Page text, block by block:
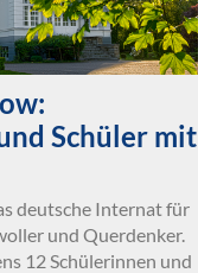
Schüler mit
deutsche Internat für
und Querdenker.
12 Schülerinnen und